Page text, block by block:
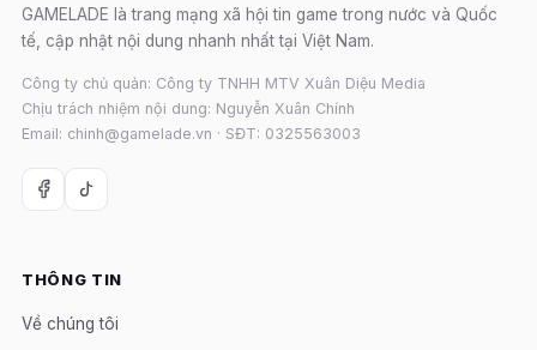
GAMELADE là trang mạng xã hội tin game trong nước và Quốc
tế, cập nhật nội dung nhanh nhất tại Việt Nam.
Công ty chủ quản: Công ty TNHH MTV Xuân Diệu Media
Chịu trách nhiệm nội dung: Nguyễn Xuân Chính
Email: chinh@gamelade.vn · SĐT: 0325563003
THÔNG TIN
Về chúng tôi